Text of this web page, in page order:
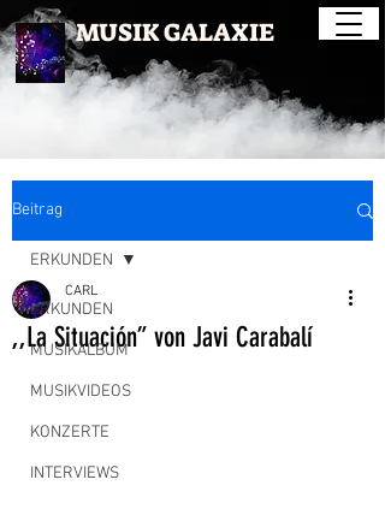
MUSIK GALAXIE
Beitrag
ERKUNDEN
MUSIKALBUM
MUSIKVIDEOS
KONZERTE
INTERVIEWS
ERKUNDEN
,,La Situación” von Javi Carabalí
CARL